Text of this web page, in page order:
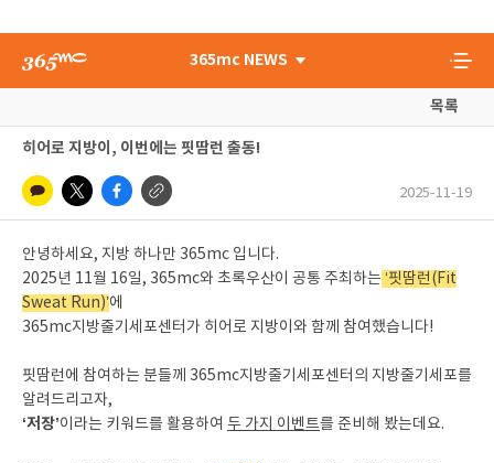
365mc NEWS
목록
히어로 지방이, 이번에는 핏땀런 출동!
2025-11-19
안녕하세요, 지방 하나만 365mc 입니다.
2025년 11월 16일, 365mc와 초록우산이 공통 주최하는 ‘핏땀런(Fit
Sweat Run)’에
365mc지방줄기세포센터가 히어로 지방이와 함께 참여했습니다!
핏땀런에 참여하는 분들께 365mc지방줄기세포센터의 지방줄기세포를
알려드리고자,
‘저장’이라는 키워드를 활용하여 두 가지 이벤트를 준비해 봤는데요.